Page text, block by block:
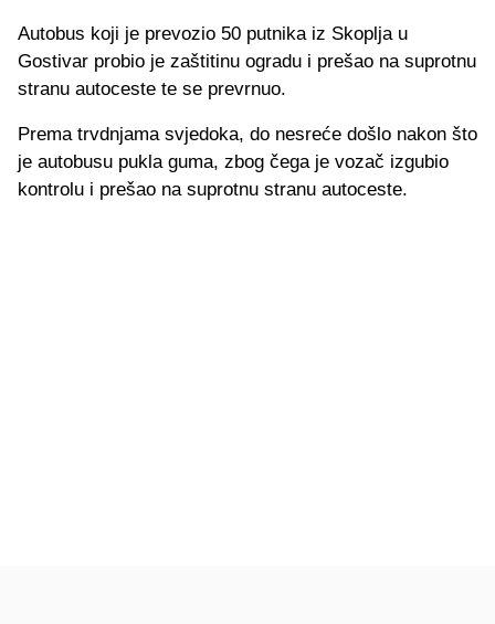
Autobus koji je prevozio 50 putnika iz Skoplja u
Gostivar probio je zaštitinu ogradu i prešao na suprotnu
stranu autoceste te se prevrnuo.
Prema trvdnjama svjedoka, do nesreće došlo nakon što
je autobusu pukla guma, zbog čega je vozač izgubio
kontrolu i prešao na suprotnu stranu autoceste.